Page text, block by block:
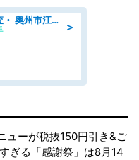
＞
製品の梱包・組立および検査・ 奥州市江刺/大手企業で長期安定 梱包・検査・組立/半年経過毎に5万円の報奨金有
ューが税抜150円引き&ご
ぎる「感謝祭」は8月14